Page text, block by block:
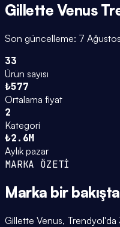
Gillette Venus
Son güncelleme: 7
33
Ürün sayısı
₺577
Ortalama fiyat
2
Kategori
₺2.6M
Aylık pazar
MARKA ÖZETİ
Marka bir bakışta
Gillette Venus, Trendyol'da